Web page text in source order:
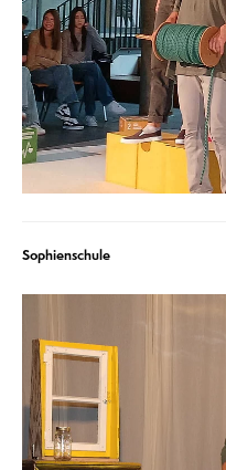
Sophienschule